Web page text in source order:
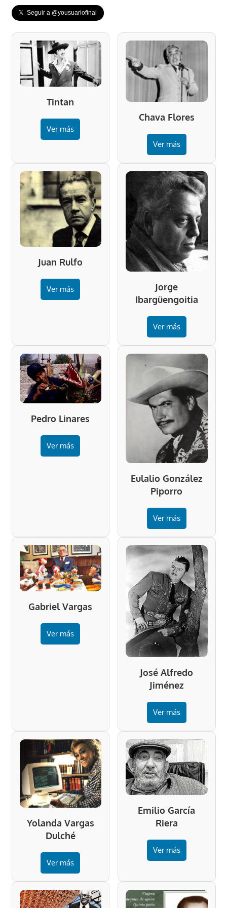
𝕏 Seguir a @yousuariofinal
Tintan
Ver más
Chava Flores
Ver más
Juan Rulfo
Ver más
Jorge
Ibargüengoitia
Ver más
Pedro Linares
Ver más
Eulalio González
Piporro
Ver más
Gabriel Vargas
Ver más
José Alfredo
Jiménez
Ver más
Yolanda Vargas
Dulché
Ver más
Emilio García
Riera
Ver más